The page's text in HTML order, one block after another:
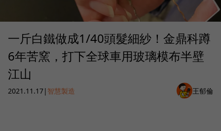
一斤白鐵做成1/40頭髮細紗！金鼎科蹲
6年苦窯，打下全球車用玻璃模布半壁
江山
2021.11.17| 智慧製造 王郁倫